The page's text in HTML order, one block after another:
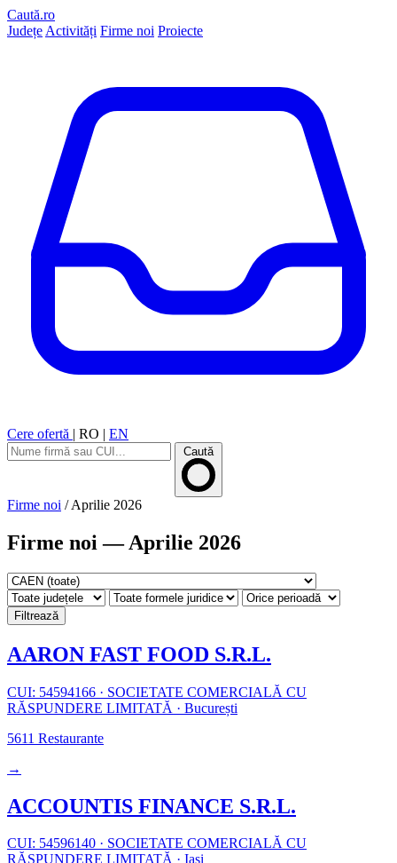
Caută.ro
Județe Activități Firme noi Proiecte
Cere ofertă | RO | EN
Caută
Firme noi / Aprilie 2026
Firme noi — Aprilie 2026
Filtrează
AARON FAST FOOD S.R.L.
CUI: 54594166 · SOCIETATE COMERCIALĂ CU
RĂSPUNDERE LIMITATĂ · București
5611 Restaurante
→
ACCOUNTIS FINANCE S.R.L.
CUI: 54596140 · SOCIETATE COMERCIALĂ CU
RĂSPUNDERE LIMITATĂ · Iași